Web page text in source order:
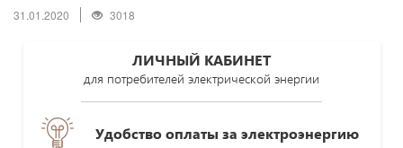
31.01.2020 3018
ЛИЧНЫЙ КАБИНЕТ
для потребителей электрической энергии
Удобство оплаты за электроэнергию